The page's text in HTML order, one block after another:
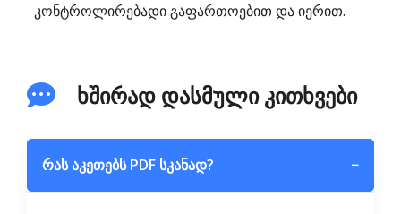
კონტროლირებადი გაფართოებით და იერით.
ხშირად დასმული კითხვები
რას აკეთებს PDF სკანად? −